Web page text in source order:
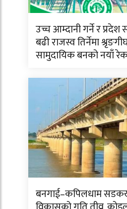
उच्च आम्दानी गर्ने र प्रदेश
बढी राजस्व तिर्नेमा
सामुदायिक बनको नयाँ
बनगाई–कपिलधाम